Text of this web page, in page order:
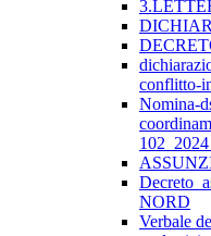
conflitto-
Nomina-
NORD
Verbale